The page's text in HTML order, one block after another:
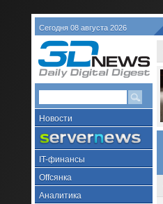
Сегодня 08 августа 2026
Новости
IT-финансы
Offсянка
Аналитика